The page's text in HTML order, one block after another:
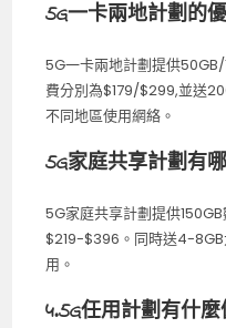
5G一卡兩地計劃的
5G一卡兩地計劃提供
費分別為$179/$299,並送
不同地區使用網絡。
5G家庭共享計劃有
5G家庭共享計劃提供
$219-$396。同時送4-8GB
用。
4.5G任用計劃有什麼